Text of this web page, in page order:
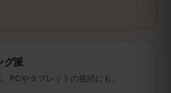
グ派
PCやタブレットの接続にも。